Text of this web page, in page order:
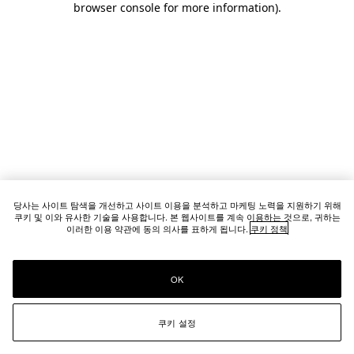
browser console for more information).
당사는 사이트 탐색을 개선하고 사이트 이용을 분석하고 마케팅 노력을 지원하기 위해
쿠키 및 이와 유사한 기술을 사용합니다. 본 웹사이트를 계속 이용하는 것으로, 귀하는
이러한 이용 약관에 동의 의사를 표하게 됩니다. 쿠키 정책
쿠키 설정
OK